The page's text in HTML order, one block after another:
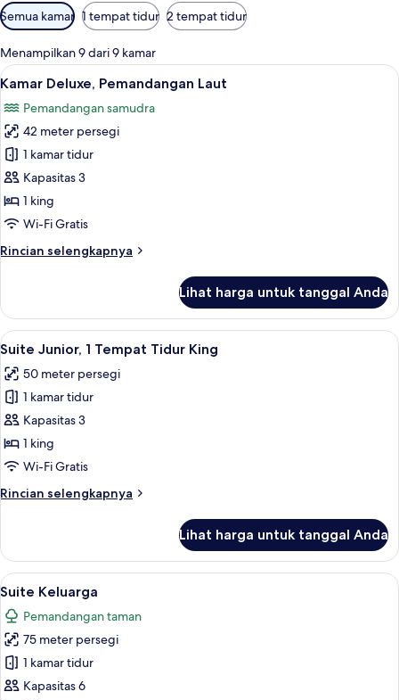
Filter
tersedia
untuk
kamar
Semua kamar 1 tempat tidur 2 tempat tidur
Menampilkan 9 dari 9 kamar
Lihat
semua
foto
untuk
Kamar
Deluxe,
Pemandangan
Laut
Kamar Deluxe, Pemandangan Laut
9
Kamar Deluxe, Pemandangan Laut
Pemandangan samudra
42 meter persegi
1 kamar tidur
Kapasitas 3
1 king
Wi-Fi Gratis
Rincian selengkapnya
Rincian
Kamar
Deluxe,
Pemandangan
Lihat harga untuk tanggal Anda
Lihat
semua
foto
untuk
Suite
Junior,
1
Tidur
Suite Junior, 1 Tempat Tidur King |
10
Suite Junior, 1 Tempat Tidur King
50 meter persegi
1 kamar tidur
Kapasitas 3
1 king
Wi-Fi Gratis
Rincian selengkapnya
Rincian
Suite
Junior,
1
Tempat
Tidur
King
Lihat harga untuk tanggal Anda
Lihat
semua
foto
untuk
Suite
Keluarga
Suite Keluarga | Area keluarga |
18
Suite Keluarga
Pemandangan taman
75 meter persegi
1 kamar tidur
Kapasitas 6